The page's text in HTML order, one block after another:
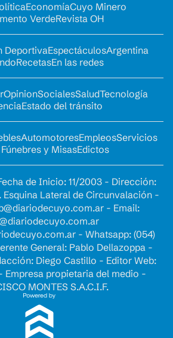
EconomíaCuyo Minero
VerdeRevista OH
DeportivaEspectáculosArgentina
RecetasEn las redes
OpinionSocialesSaludTecnología
Estado del tránsito
AutomotoresEmpleosServicios
y MisasEdictos
de Inicio: 11/2003 - Dirección:
Esquina Lateral de Circunvalación -
- Email:
- Whatsapp: (054)
General: Pablo Dellazoppa -
Diego Castillo - Editor Web:
Empresa propietaria del medio -
MONTES S.A.C.I.F.